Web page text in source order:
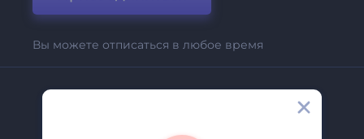
Вы можете отписаться в любое время